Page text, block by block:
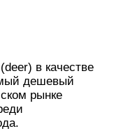
в качестве
дешевый
рынке